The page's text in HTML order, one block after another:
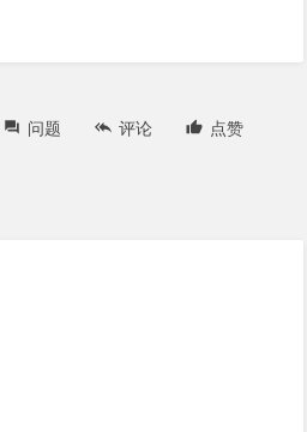
问题 评论 点赞